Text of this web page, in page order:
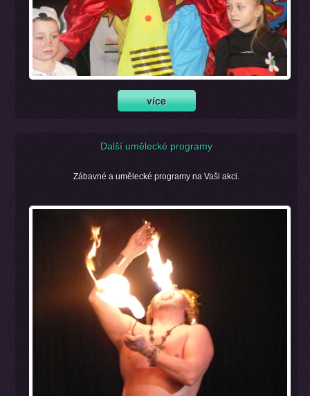
Další umělecké programy
Zábavné a umělecké programy na Vaši akci.